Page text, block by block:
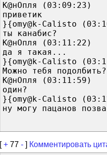
К@нОпля (03:09:23)
приветик
}{omy@k-Calisto
ты канабис?
К@нОпля (03:11:22)
да я такая...
}{omy@k-Calisto
Можно тебя подолбить?
К@нОпля (03:11:59)
один?
}{omy@k-Calisto
ну могу пацанов
[+ 77 - ] Комментировать